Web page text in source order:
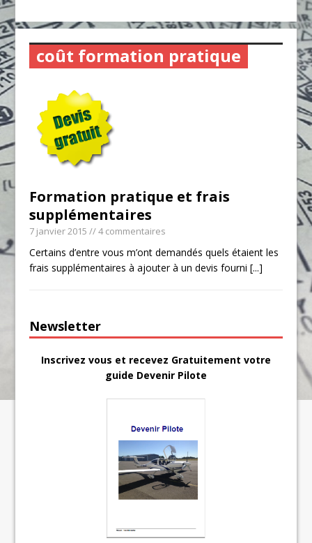
coût formation pratique
Formation pratique et frais
supplémentaires
7 janvier 2015 // 4 commentaires
Certains d’entre vous m’ont demandés quels étaient les
frais supplémentaires à ajouter à un devis fourni[...]
Newsletter
Inscrivez vous et recevez Gratuitement votre
guide Devenir Pilote